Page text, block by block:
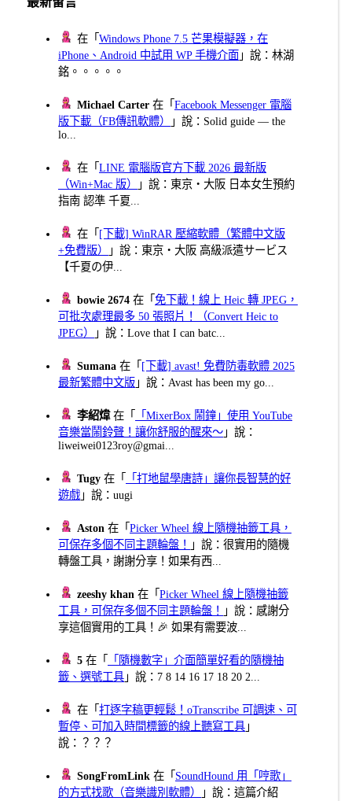
在「Windows Phone 7.5 芒果模擬器，在
iPhone、Android 中試用 WP 手機介面 」說：林湖
銘。。。。。
Michael Carter 在「Facebook Messenger 電腦
版下載（FB傳訊軟體）
」說：Solid guide — the
lo...
在「LINE 電腦版官方下載 2026 最新版
（Win+Mac 版）
」說：東京・大阪 日本女生預約
指南 認準 千夏...
在「 [下載] WinRAR 壓縮軟體（繁體中文版
+免費版）
」說：東京・大阪 高級派遣サービス
【千夏の伊...
bowie 2674 在「免下載！線上 Heic 轉 JPEG，
可批次處理最多 50 張照片！（Convert Heic to
JPEG）
」說：Love that I can batc...
Sumana 在「 [下載] avast! 免費防毒軟體 2025
最新繁體中文版 」說：Avast has been my go...
李紹煒在「
「MixerBox 鬧鐘」使用 YouTube
音樂當鬧鈴聲！讓你舒服的醒來～ 」說：
liweiwei0123roy@gmai...
Tugy 在「
「打地鼠學唐詩」讓你長智慧的好
遊戲 」說：uugi
Aston 在「Picker Wheel 線上隨機抽籤工具，
可保存多個不同主題輪盤！
」說：很實用的隨機
轉盤工具，謝謝分享！如果有西...
zeeshy khan 在「Picker Wheel 線上隨機抽籤
工具，可保存多個不同主題輪盤！
」說：感謝分
享這個實用的工具！🎉 如果有需要波...
5 在「
「隨機數字」介面簡單好看的隨機抽
籤、選號工具 」說：7 8 14 16 17 18 20 2...
在「打逐字稿更輕鬆！oTranscribe 可調速、可
暫停、可加入時間標籤的線上聽寫工具 」
說：？？？
SongFromLink 在「 SoundHound 用「哼歌」
的方式找歌（音樂識別軟體）
」說：這篇介紹